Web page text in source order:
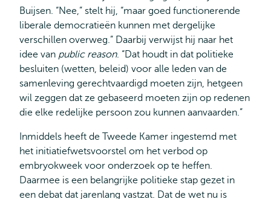
Buijsen. “Nee,” stelt hij, “maar goed functionerende
liberale democratieën kunnen met dergelijke
verschillen overweg.” Daarbij verwijst hij naar het
idee van public reason. “Dat houdt in dat politieke
besluiten (wetten, beleid) voor alle leden van de
samenleving gerechtvaardigd moeten zijn, hetgeen
wil zeggen dat ze gebaseerd moeten zijn op redenen
die elke redelijke persoon zou kunnen aanvaarden.”
Inmiddels heeft de Tweede Kamer ingestemd met
het initiatiefwetsvoorstel om het verbod op
embryokweek voor onderzoek op te heffen.
Daarmee is een belangrijke politieke stap gezet in
een debat dat jarenlang vastzat. Dat de wet nu is